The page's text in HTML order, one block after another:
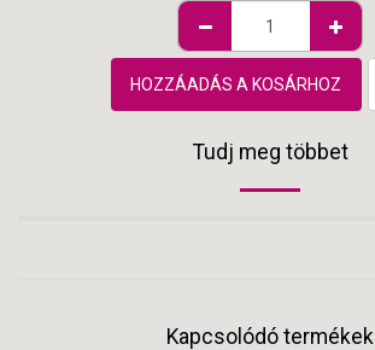
HOZZÁADÁS A KOSÁRHOZ
Tudj meg többet
Kapcsolódó termékek